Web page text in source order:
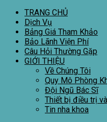
TRANG CHỦ
Dịch Vụ
Bảng Giá Tham Khảo
Bảo Lãnh Viện Phí
Câu Hỏi Thường Gặp
GIỚI THIỆU
Về Chúng Tôi
Quy Mô Phòng
Đội Ngũ Bác Sĩ
Thiết bị điều trị
Tin nha khoa